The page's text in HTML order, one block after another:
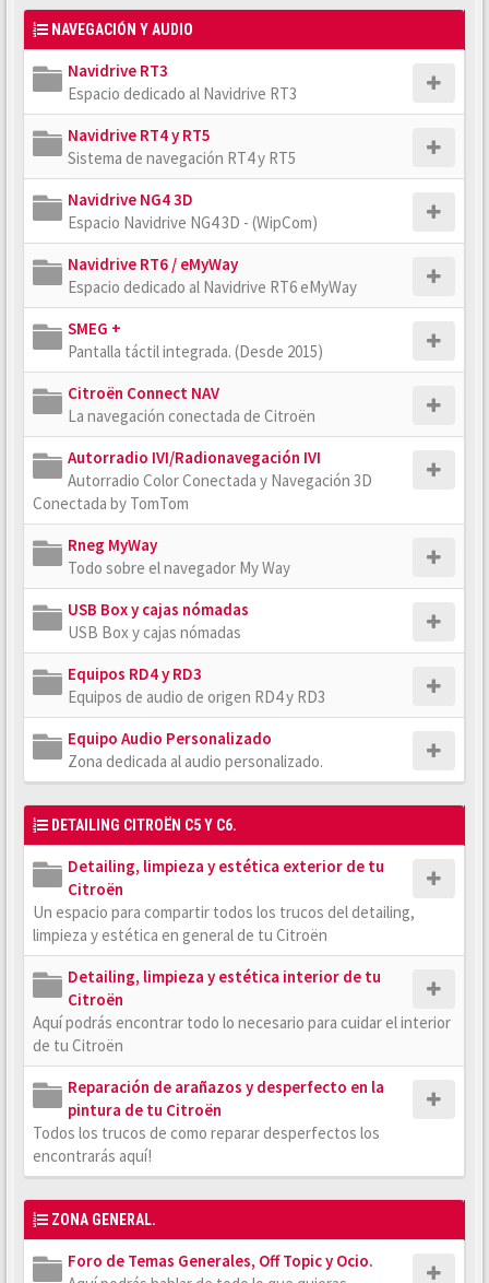
NAVEGACIÓN Y AUDIO
Navidrive RT3
Espacio dedicado al Navidrive RT3
Navidrive RT4 y RT5
Sistema de navegación RT4 y RT5
Navidrive NG4 3D
Espacio Navidrive NG4 3D - (WipCom)
Navidrive RT6 / eMyWay
Espacio dedicado al Navidrive RT6 eMyWay
SMEG +
Pantalla táctil integrada. (Desde 2015)
Citroën Connect NAV
La navegación conectada de Citroën
Autorradio IVI/Radionavegación IVI
Autorradio Color Conectada y Navegación 3D
Conectada by TomTom
Rneg MyWay
Todo sobre el navegador My Way
USB Box y cajas nómadas
USB Box y cajas nómadas
Equipos RD4 y RD3
Equipos de audio de origen RD4 y RD3
Equipo Audio Personalizado
Zona dedicada al audio personalizado.
DETAILING CITROËN C5 Y C6.
Detailing, limpieza y estética exterior de tu
Citroën
Un espacio para compartir todos los trucos del detailing,
limpieza y estética en general de tu Citroën
Detailing, limpieza y estética interior de tu
Citroën
Aquí podrás encontrar todo lo necesario para cuidar el interior
de tu Citroën
Reparación de arañazos y desperfecto en la
pintura de tu Citroën
Todos los trucos de como reparar desperfectos los
encontrarás aquí!
ZONA GENERAL.
Foro de Temas Generales, Off Topic y Ocio.